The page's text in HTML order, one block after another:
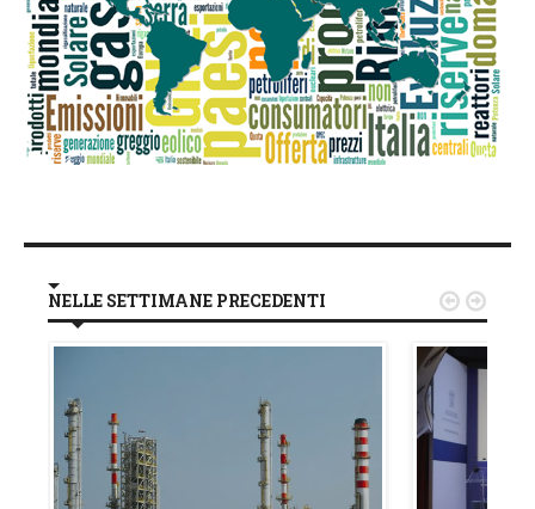
NELLE SETTIMANE PRECEDENTI  